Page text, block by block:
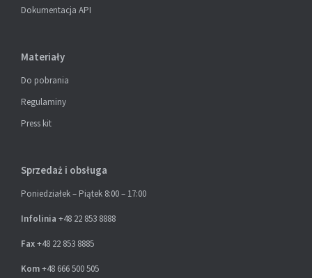
Dokumentacja API
Materiały
Do pobrania
Regulaminy
Press kit
Sprzedaż i obsługa
Poniedziałek – Piątek 8:00 – 17:00
Infolinia +48 22 853 8888
Fax+48 22 853 8885
Kom+48 666 500 505